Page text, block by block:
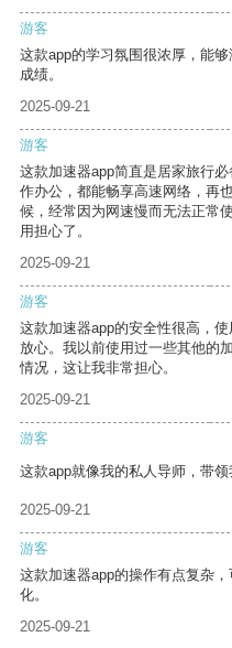
游客
这款app的学习氛围很浓厚，能
成绩。
2025-09-21
游客
这款加速器app简直是居家旅行
作办公，都能畅享高速网络，再
候，经常因为网速慢而无法正常
用担心了。
2025-09-21
游客
这款加速器app的安全性很高，
放心。我以前使用过一些其他的
情况，这让我非常担心。
2025-09-21
游客
这款app就像我的私人导师，带领
2025-09-21
游客
这款加速器app的操作有点复杂
化。
2025-09-21